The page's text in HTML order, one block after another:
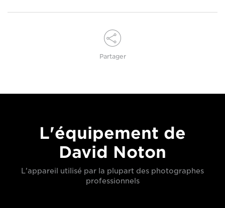
Partager
L'équipement de
David Noton
L'appareil utilisé par la plupart des photographes
professionnels